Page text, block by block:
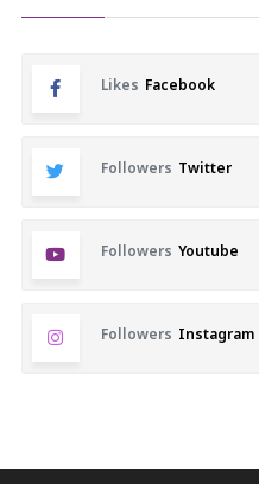
Likes Facebook
Followers Twitter
Followers Youtube
Followers Instagram